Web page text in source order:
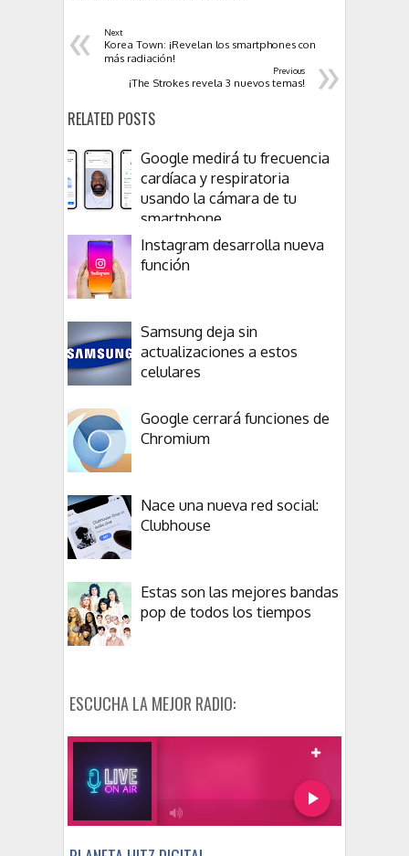
« Next
Korea Town: ¡Revelan los smartphones con
más radiación!
»
Previous
¡The Strokes revela 3 nuevos temas!
RELATED POSTS
Google medirá tu frecuencia
cardíaca y respiratoria
usando la cámara de tu
smartphone
Instagram desarrolla nueva
función
Samsung deja sin
actualizaciones a estos
celulares
Google cerrará funciones de
Chromium
Nace una nueva red social:
Clubhouse
Estas son las mejores bandas
pop de todos los tiempos
ESCUCHA LA MEJOR RADIO: